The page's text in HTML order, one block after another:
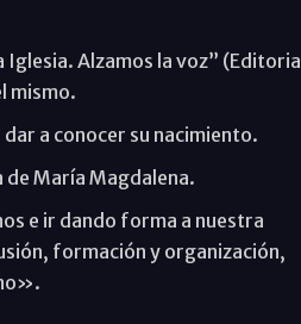
Iglesia. Alzamos la voz” (Editorial
mismo.
a conocer su nacimiento.
de María Magdalena.
e ir dando forma a nuestra
formación y organización,